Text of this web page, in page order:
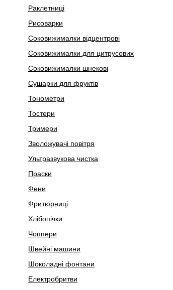
Раклетниці
Рисоварки
Соковижималки відцентрові
Соковижималки для цитрусових
Соковижималки шнекові
Сушарки для фруктів
Тонометри
Тостери
Тримери
Зволожувачі повітря
Ультразвукова чистка
Праски
Фени
Фритюрниці
Хлібопічки
Чоппери
Швейні машини
Шоколадні фонтани
Електробритви